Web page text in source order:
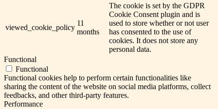
viewed_cookie_policy
11
months
The cookie is set by the GDPR
Cookie Consent plugin and is
used to store whether or not user
has consented to the use of
cookies. It does not store any
personal data.
Functional
Functional
Functional cookies help to perform certain functionalities like
sharing the content of the website on social media platforms, collect
feedbacks, and other third-party features.
Performance